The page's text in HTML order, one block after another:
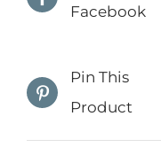
Facebook
Pin This
Product